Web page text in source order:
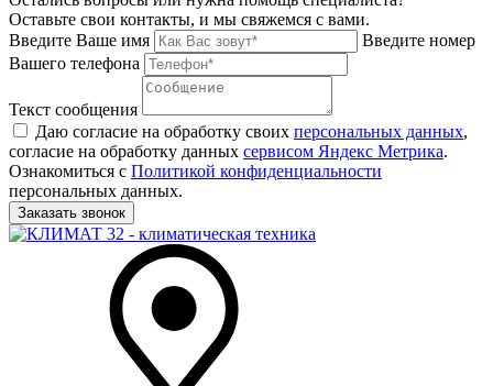
Оставьте свои контакты, и мы свяжемся с вами.
Введите Ваше имя
Введите номер
Вашего телефона
Текст сообщения
Даю согласие на обработку своих персональных данных,
согласие на обработку данных сервисом Яндекс Метрика.
Ознакомиться с Политикой конфиденциальности
персональных данных.